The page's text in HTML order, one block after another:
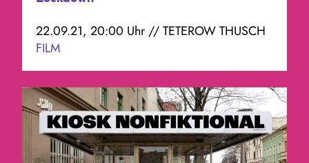
22.09.21, 20:00 Uhr // TETEROW THUSCH
FILM